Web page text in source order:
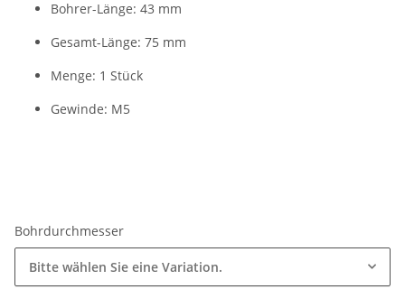
Bohrer-Länge: 43 mm
Gesamt-Länge: 75 mm
Menge: 1 Stück
Gewinde: M5
Bohrdurchmesser
Bitte wählen Sie eine Variation.